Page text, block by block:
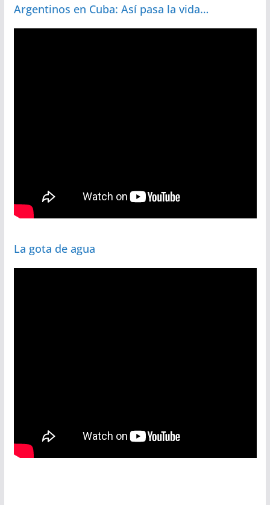
Argentinos en Cuba: Así pasa la vida…
La gota de agua